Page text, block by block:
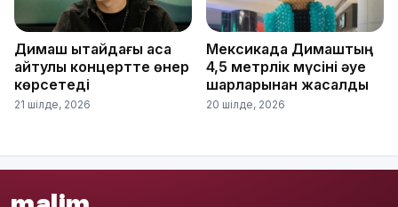
Димаш Қытайдағы аса
айтулы концертте өнер
көрсетеді
21 шілде, 2026
Мексикада Димаштың
4,5 метрлік мүсіні әуе
шарларынан жасалды
20 шілде, 2026